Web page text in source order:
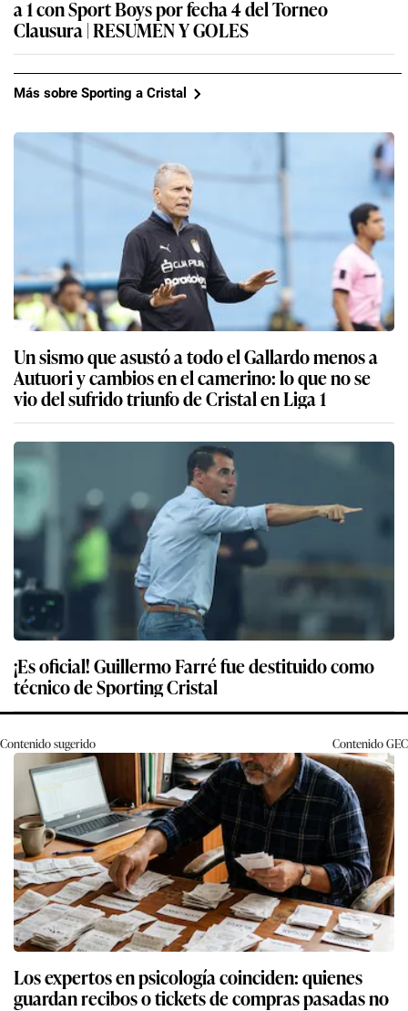
a 1 con Sport Boys por fecha 4 del Torneo
Clausura | RESUMEN Y GOLES
Más sobre Sporting a Cristal
Un sismo que asustó a todo el Gallardo menos a
Autuori y cambios en el camerino: lo que no se
vio del sufrido triunfo de Cristal en Liga 1
¡Es oficial! Guillermo Farré fue destituido como
técnico de Sporting Cristal
Contenido sugerido ContenidoGEC
Los expertos en psicología coinciden: quienes
guardan recibos o tickets de compras pasadas no